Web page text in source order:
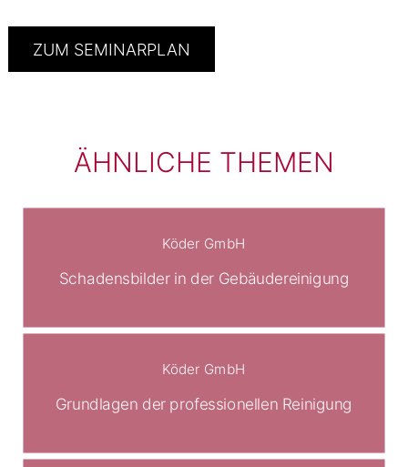
ZUM SEMINARPLAN
ÄHNLICHE THEMEN
Köder GmbH
Schadensbilder in der Gebäudereinigung
Köder GmbH
Grundlagen der professionellen Reinigung